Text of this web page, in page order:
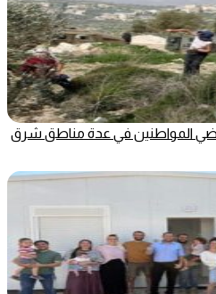
المواطنين في عدة مناطق شرق